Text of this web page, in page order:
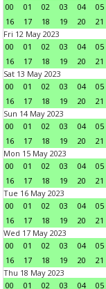
00
01 02 03 04 05
16
17 18 19 20 21
Fri 12 May 2023
00
01 02 03 04 05
16
17 18 19 20 21
Sat 13 May 2023
00
01 02 03 04 05
16
17 18 19 20 21
Sun 14 May 2023
00
01 02 03 04 05
16
17 18 19 20 21
Mon 15 May 2023
00
01 02 03 04 05
16
17 18 19 20 21
Tue 16 May 2023
00
01 02 03 04 05
16
17 18 19 20 21
Wed 17 May 2023
00
01 02 03 04 05
16
17 18 19 20 21
Thu 18 May 2023
00
01 02 03 04 05